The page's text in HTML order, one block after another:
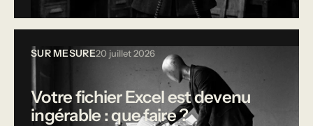
SUR MESURE20 juillet 2026
Votre fichier Excel est devenu
ingérable : que faire ?